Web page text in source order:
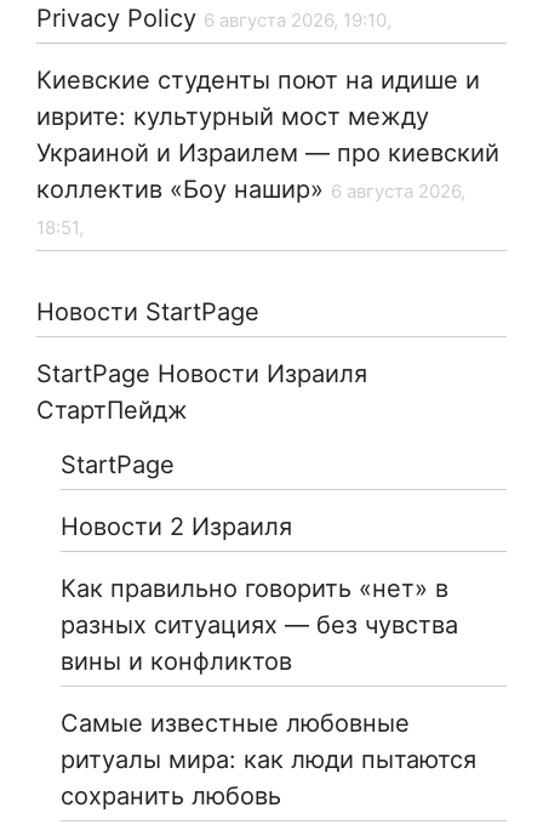
Privacy Policy 6 августа 2026, 19:10,
Киевские студенты поют на идише и
иврите: культурный мост между
Украиной и Израилем — про киевский
коллектив «Боу нашир» 6 августа 2026,
18:51,
Новости StartPage
StartPage Новости Израиля
СтартПейдж
StartPage
Новости 2 Израиля
Как правильно говорить «нет» в
разных ситуациях — без чувства
вины и конфликтов
Самые известные любовные
ритуалы мира: как люди пытаются
сохранить любовь